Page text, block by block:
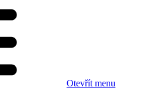
Otevřít menu